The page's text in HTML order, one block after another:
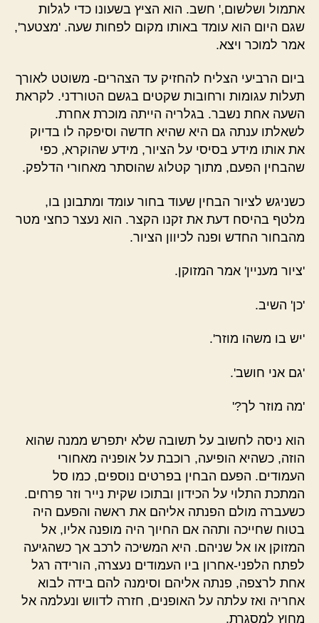
אתמול ושלשום,' חשב. הוא הציץ בשעונו כדי לגלות
שגם היום הוא עומד באותו מקום לפחות שעה. 'מצטער',
אמר למוכר ויצא.
ביום הרביעי הצליח להחזיק עד הצהרים- משוטט לאורך
תעלות עגומות ורחובות שקטים בגשם הטורדני. לקראת
השעה אחת נשבר. בגלריה הייתה מוכרת אחרת.
לשאלתו ענתה גם היא שהיא חדשה וסיפקה לו בדיוק
את אותו מידע בסיסי על הציור, מידע שהוקרא, כפי
שהבחין הפעם, מתוך קטלוג שהוסתר מאחורי הדלפק.
כשניגש לציור הבחין שעוד בחור עומד ומתבונן בו,
מלטף בהיסח דעת את זקנו הקצר. הוא נעצר כחצי מטר
מהבחור החדש ופנה לכיוון הציור.
'ציור מעניין' אמר המזוקן.
'כן' השיב.
'יש בו משהו מוזר'.
'גם אני חושב'.
'מה מוזר לך?'
הוא ניסה לחשוב על תשובה שלא יתפרש ממנה שהוא
הוזה, כשהיא הופיעה, רוכבת על אופניה מאחורי
העמודים. הפעם הבחין בפרטים נוספים, כמו סל
המתכת התלוי על הכידון ובתוכו שקית נייר וזר פרחים.
כשעברה מולם הפנתה אליהם את ראשה והפעם היה
בטוח שחייכה ותהה אם החיוך היה מופנה אליו, אל
המזוקן או אל שניהם. היא המשיכה לרכב אך כשהגיעה
לפתח הלפני-אחרון ביו העמודים נעצרה, הורידה רגל
אחת לרצפה, פנתה אליהם וסימנה להם בידה לבוא
אחריה ואז עלתה על האופנים, חזרה לדווש ונעלמה אל
מחוץ למסגרת.